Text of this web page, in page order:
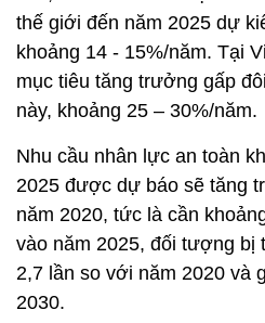
thế giới đến năm 2025 dự
khoảng 14 - 15%/năm. Tại
mục tiêu tăng trưởng gấp
này, khoảng 25 – 30%/năm.
Nhu cầu nhân lực an toàn
2025 được dự báo sẽ tăng
năm 2020, tức là cần
vào năm 2025, đối tượng bị
2,7 lần so với năm 2020 và
2030.